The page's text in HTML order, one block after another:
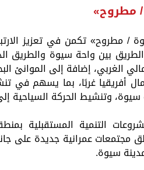
مطروح»
/ مطروح» تكمن في تعزيز
بين واحة سيوة والطريق
الغربي، إضافة إلى الموانئ
أفريقيا غربًا، بما يسهم في
سيوة، وتنشيط الحركة السياحية
التنمية المستقبلية
مجتمعات عمرانية جديدة على
سيوة.